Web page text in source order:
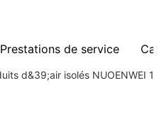
Prestations de service Cas